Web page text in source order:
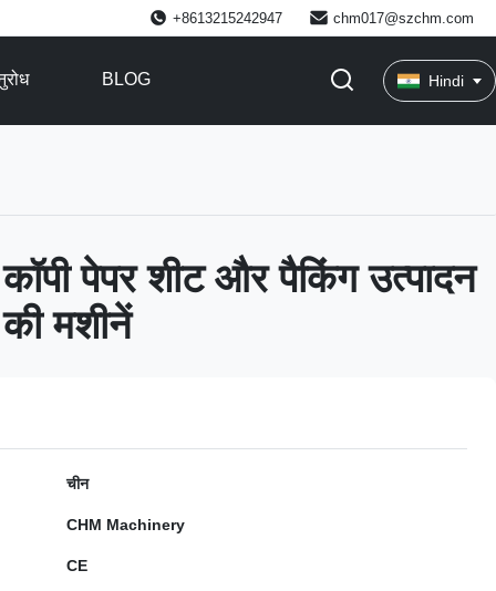
+8613215242947 chm017@szchm.com
BLOG Hindi
पेपर शीट और पैकिंग उत्पादन
मशीनें
चीन
CHM Machinery
CE